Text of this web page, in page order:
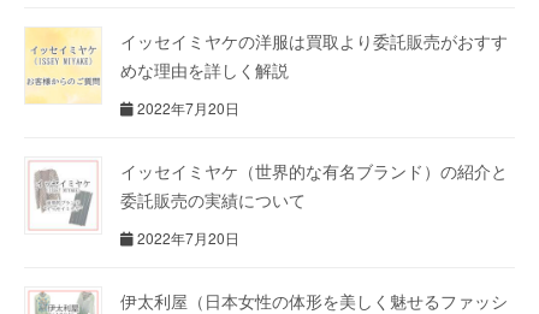
イッセイミヤケの洋服は買取より委託販売がおすす
めな理由を詳しく解説
2022年7月20日
イッセイミヤケ（世界的な有名ブランド）の紹介と
委託販売の実績について
2022年7月20日
伊太利屋（日本女性の体形を美しく魅せるファッシ